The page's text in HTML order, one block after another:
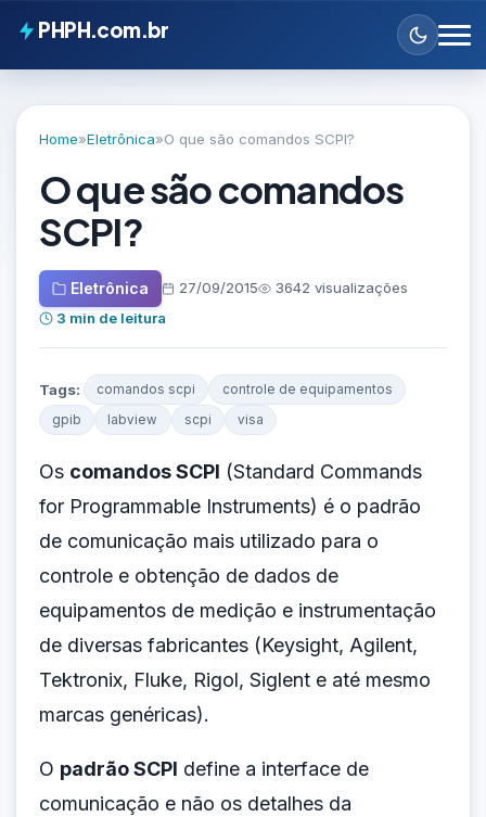
PHPH.com.br
Home»Eletrônica»O que são comandos SCPI?
O que são comandos
SCPI?
Eletrônica 27/09/2015
3642 visualizações
3 min de leitura
Tags: comandos scpi controle de equipamentos
gpib labview scpi visa
Os comandos SCPI (Standard Commands
for Programmable Instruments) é o padrão
de comunicação mais utilizado para o
controle e obtenção de dados de
equipamentos de medição e instrumentação
de diversas fabricantes (Keysight, Agilent,
Tektronix, Fluke, Rigol, Siglent e até mesmo
marcas genéricas).
O padrão SCPI define a interface de
comunicação e não os detalhes da